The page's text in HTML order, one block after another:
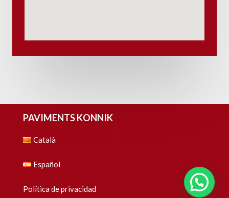
PAVIMENTS KONNIK
Català
Español
Política de privacidad